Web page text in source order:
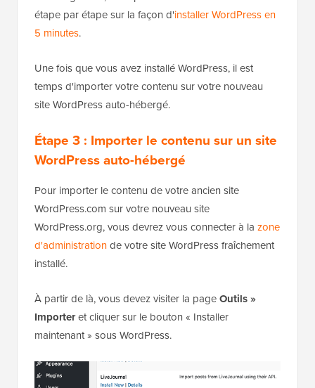
étape par étape sur la façon d'installer WordPress en
5 minutes.
Une fois que vous avez installé WordPress, il est
temps d'importer votre contenu sur votre nouveau
site WordPress auto-hébergé.
Étape 3 : Importer le contenu sur un site
WordPress auto-hébergé
Pour importer le contenu de votre ancien site
WordPress.com sur votre nouveau site
WordPress.org, vous devrez vous connecter à la zone
d'administrationde votre site WordPress fraîchement
installé.
À partir de là, vous devez visiter la pageOutils »
Importeret cliquer sur le bouton « Installer
maintenant » sous WordPress.